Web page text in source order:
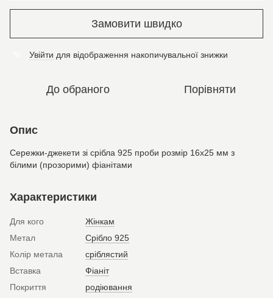
Замовити швидко
Увійти для відображення накопичувальної знижки
До обраного Порівняти
Опис
Сережки-джекети зі срібла 925 проби розмір 16х25 мм з
білими (прозорими) фіанітами
Характеристики
Для кого
Жінкам
Метал
Срібло 925
Колір метала
сріблястий
Вставка
Фіаніт
Покриття
родіювання